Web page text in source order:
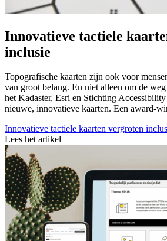
Innovatieve tactiele
inclusie
Topografische kaarten zijn ook voor
van groot belang. En niet alleen om de
het Kadaster, Esri en Stichting
nieuwe, innovatieve kaarten. Een award-
Innovatieve tactiele kaarten vergroten
Lees het artikel